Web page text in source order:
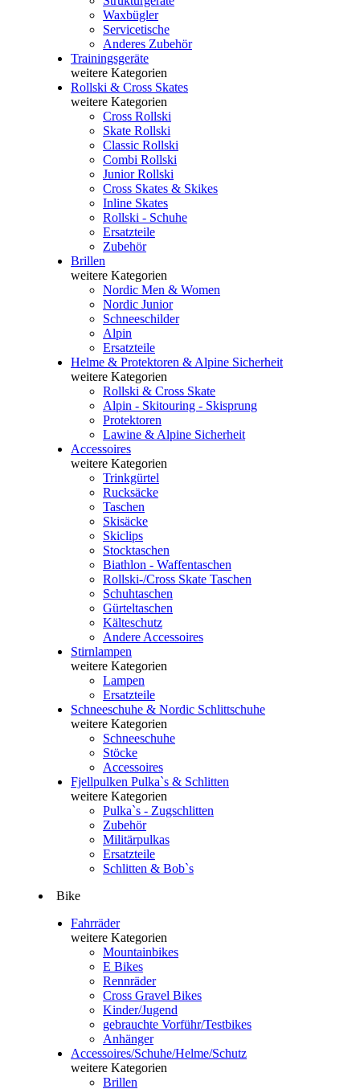
Waxbügler
Servicetische
Anderes Zubehör
Trainingsgeräte
weitere Kategorien
Rollski & Cross Skates
weitere Kategorien
Cross Rollski
Skate Rollski
Classic Rollski
Combi Rollski
Junior Rollski
Cross Skates & Skikes
Inline Skates
Rollski - Schuhe
Ersatzteile
Zubehör
Brillen
weitere Kategorien
Nordic Men & Women
Nordic Junior
Schneeschilder
Alpin
Ersatzteile
Helme & Protektoren & Alpine Sicherheit
weitere Kategorien
Rollski & Cross Skate
Alpin - Skitouring - Skisprung
Protektoren
Lawine & Alpine Sicherheit
Accessoires
weitere Kategorien
Trinkgürtel
Rucksäcke
Taschen
Skisäcke
Skiclips
Stocktaschen
Biathlon - Waffentaschen
Rollski-/Cross Skate Taschen
Schuhtaschen
Gürteltaschen
Kälteschutz
Andere Accessoires
Stirnlampen
weitere Kategorien
Lampen
Ersatzteile
Schneeschuhe & Nordic Schlittschuhe
weitere Kategorien
Schneeschuhe
Stöcke
Accessoires
Fjellpulken Pulka`s & Schlitten
weitere Kategorien
Pulka`s - Zugschlitten
Zubehör
Militärpulkas
Ersatzteile
Schlitten & Bob`s
Bike
Fahrräder
weitere Kategorien
Mountainbikes
E Bikes
Rennräder
Cross Gravel Bikes
Kinder/Jugend
gebrauchte Vorführ/Testbikes
Anhänger
Accessoires/Schuhe/Helme/Schutz
weitere Kategorien
Brillen